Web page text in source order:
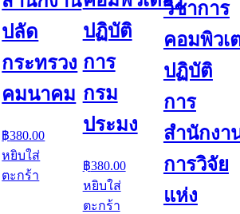
ปลัด
กระทรวง
คมนาคม
฿380.00
หยิบใส่
ตะกร้า
ปฏิบัติ
การ
กรม
ประมง
฿380.00
หยิบใส่
ตะกร้า
วิชาการ
คอมพิวเ
ปฏิบัติ
การ
สำนักงา
การวิจัย
แห่ง